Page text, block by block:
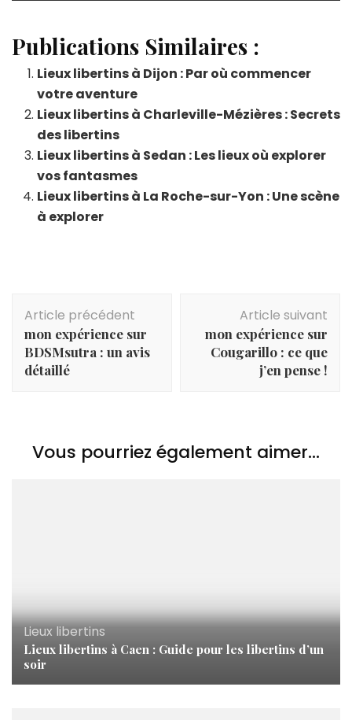
Publications Similaires :
Lieux libertins à Dijon : Par où commencer
votre aventure
Lieux libertins à Charleville-Mézières : Secrets
des libertins
Lieux libertins à Sedan : Les lieux où explorer
vos fantasmes
Lieux libertins à La Roche-sur-Yon : Une scène
à explorer
d'article
Article précédent
mon expérience sur
BDSMsutra : un avis
détaillé
Article suivant
mon expérience sur
Cougarillo : ce que
j’en pense !
Vous pourriez également aimer...
Lieux libertins
Lieux libertins à Caen : Guide pour les libertins d’un
soir